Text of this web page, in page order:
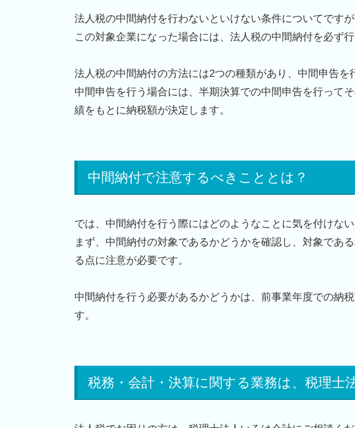
法人税の中間納付を行わないといけない条件についてです
この対象企業になった場合には、法人税の中間納付を必ず行
法人税の中間納付の方法には2つの種類があり、中間申告を
中間申告を行う場合には、半期決算での中間申告を行って
績をもとに納税額が決定します。
中間納付で注意するべきこととは？
では、中間納付を行う際にはどのようなことに気を付けな
まず、中間納付の対象であるかどうかを確認し、対象であ
る点に注意が必要です。
中間納付を行う必要があるかどうかは、前事業年度での納
す。
税務・会計・決算に関する業務は、税理士